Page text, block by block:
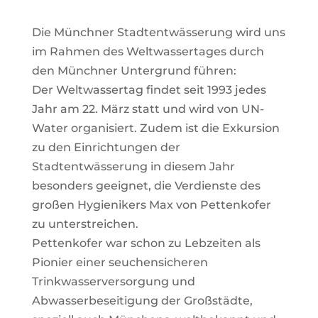
Die Münchner Stadtentwässerung wird uns
im Rahmen des Weltwassertages durch
den Münchner Untergrund führen:
Der Weltwassertag findet seit 1993 jedes
Jahr am 22. März statt und wird von UN-
Water organisiert. Zudem ist die Exkursion
zu den Einrichtungen der
Stadtentwässerung in diesem Jahr
besonders geeignet, die Verdienste des
großen Hygienikers Max von Pettenkofer
zu unterstreichen.
Pettenkofer war schon zu Lebzeiten als
Pionier einer seuchensicheren
Trinkwasserversorgung und
Abwasserbeseitigung der Großstädte,